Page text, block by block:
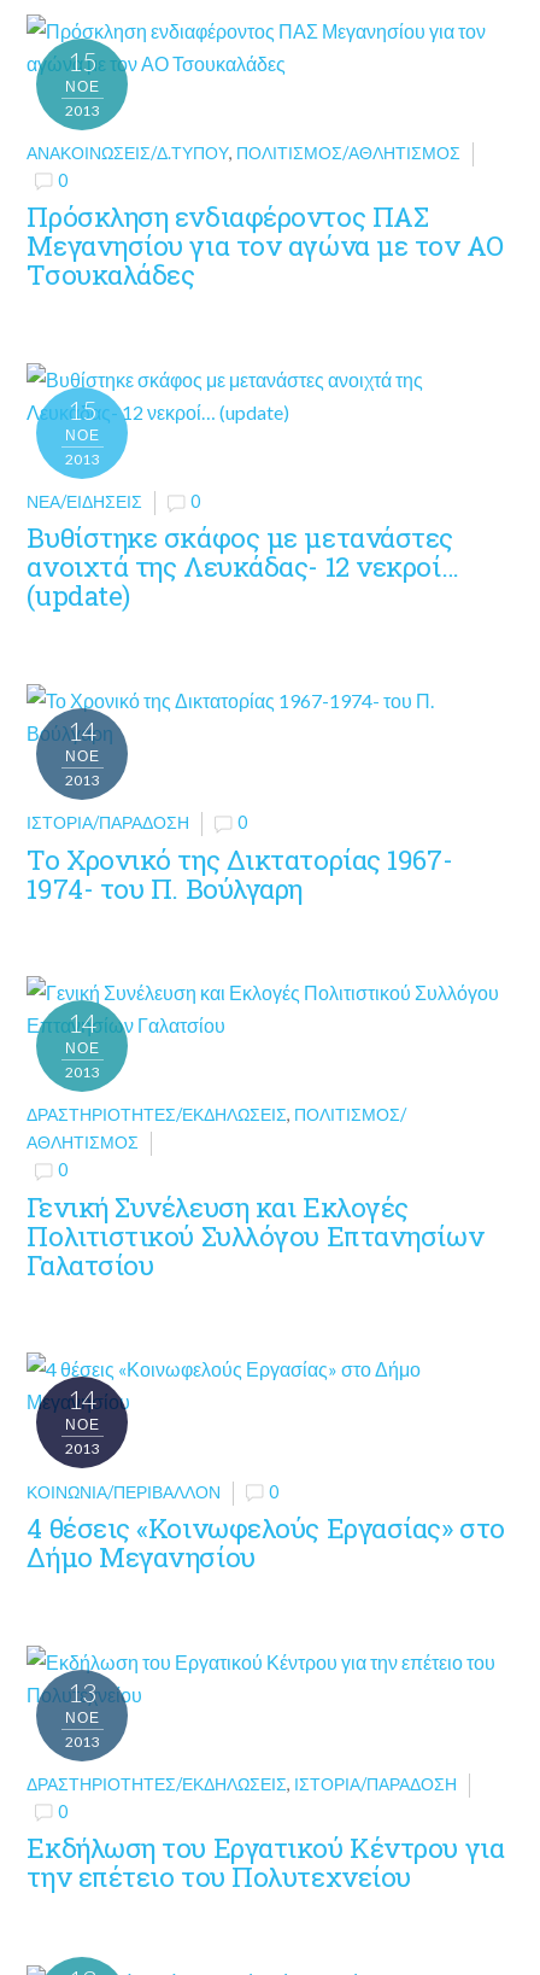
15
ΝΟΈ
2013
ΑΝΑΚΟΙΝΏΣΕΙΣ/Δ.ΤΎΠΟΥ, ΠΟΛΙΤΙΣΜΌΣ/ΑΘΛΗΤΙΣΜΌΣ
0
Πρόσκληση ενδιαφέροντος ΠΑΣ
Μεγανησίου για τον αγώνα με τον ΑΟ
Τσουκαλάδες
15
ΝΟΈ
2013
ΝΈΑ/ΕΙΔΉΣΕΙΣ 0
Βυθίστηκε σκάφος με μετανάστες
ανοιχτά της Λευκάδας- 12 νεκροί…
(update)
14
ΝΟΈ
2013
ΙΣΤΟΡΊΑ/ΠΑΡΆΔΟΣΗ 0
Το Χρονικό της Δικτατορίας 1967-
1974- του Π. Βούλγαρη
14
ΝΟΈ
2013
ΔΡΑΣΤΗΡΙΌΤΗΤΕΣ/ΕΚΔΗΛΏΣΕΙΣ, ΠΟΛΙΤΙΣΜΌΣ/
ΑΘΛΗΤΙΣΜΌΣ
0
Γενική Συνέλευση και Εκλογές
Πολιτιστικού Συλλόγου Επτανησίων
Γαλατσίου
14
ΝΟΈ
2013
ΚΟΙΝΩΝΊΑ/ΠΕΡΙΒΆΛΛΟΝ 0
4 θέσεις «Κοινωφελούς Εργασίας» στο
Δήμο Μεγανησίου
13
ΝΟΈ
2013
ΔΡΑΣΤΗΡΙΌΤΗΤΕΣ/ΕΚΔΗΛΏΣΕΙΣ, ΙΣΤΟΡΊΑ/ΠΑΡΆΔΟΣΗ
0
Εκδήλωση του Εργατικού Κέντρου για
την επέτειο του Πολυτεχνείου